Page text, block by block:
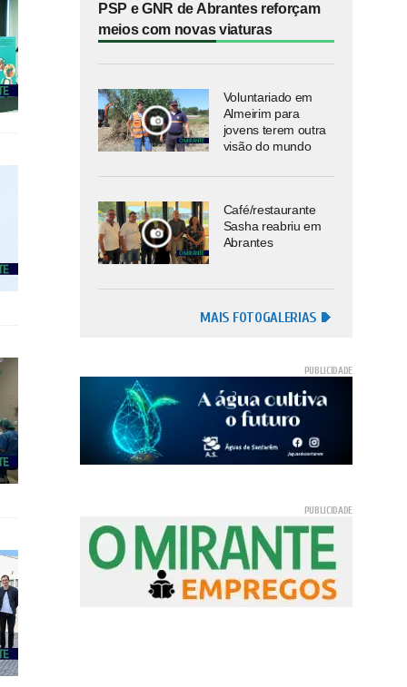
PSP e GNR de Abrantes reforçam
meios com novas viaturas
Voluntariado em
Almeirim para
jovens terem outra
visão do mundo
Café/restaurante
Sasha reabriu em
Abrantes
MAIS FOTOGALERIAS